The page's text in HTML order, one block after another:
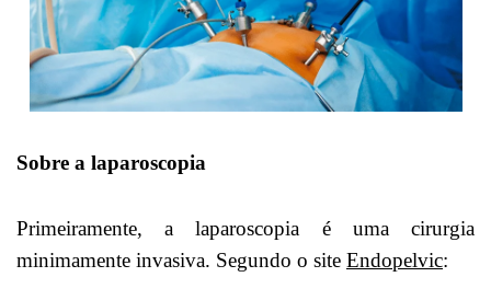
Sobre a laparoscopia
Primeiramente, a laparoscopia é uma cirurgia
minimamente invasiva. Segundo o site Endopelvic: